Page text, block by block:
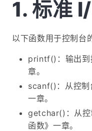
标准
以下函数用于控制台
printf()：输出到
章。
scanf()：从控制
一章。
getchar()：从控
函数》一章。